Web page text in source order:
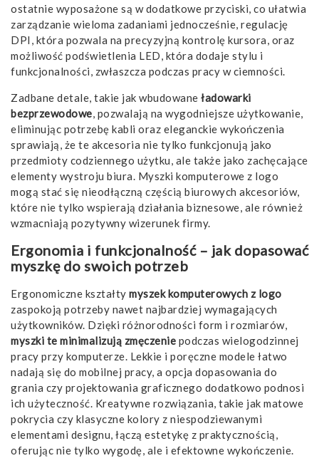
ostatnie wyposażone są w dodatkowe przyciski, co ułatwia
zarządzanie wieloma zadaniami jednocześnie, regulację
DPI, która pozwala na precyzyjną kontrolę kursora, oraz
możliwość podświetlenia LED, która dodaje stylu i
funkcjonalności, zwłaszcza podczas pracy w ciemności.
Zadbane detale, takie jak wbudowane ładowarki
bezprzewodowe, pozwalają na wygodniejsze użytkowanie,
eliminując potrzebę kabli oraz eleganckie wykończenia
sprawiają, że te akcesoria nie tylko funkcjonują jako
przedmioty codziennego użytku, ale także jako zachęcające
elementy wystroju biura. Myszki komputerowe z logo
mogą stać się nieodłączną częścią biurowych akcesoriów,
które nie tylko wspierają działania biznesowe, ale również
wzmacniają pozytywny wizerunek firmy.
Ergonomia i funkcjonalność – jak dopasować
myszkę do swoich potrzeb
Ergonomiczne kształty myszek komputerowych z logo
zaspokoją potrzeby nawet najbardziej wymagających
użytkowników. Dzięki różnorodności form i rozmiarów,
myszki te minimalizują zmęczenie podczas wielogodzinnej
pracy przy komputerze. Lekkie i poręczne modele łatwo
nadają się do mobilnej pracy, a opcja dopasowania do
grania czy projektowania graficznego dodatkowo podnosi
ich użyteczność. Kreatywne rozwiązania, takie jak matowe
pokrycia czy klasyczne kolory z niespodziewanymi
elementami designu, łączą estetykę z praktycznością,
oferując nie tylko wygodę, ale i efektowne wykończenie.